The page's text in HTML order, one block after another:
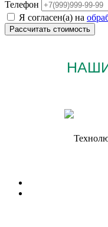
Телефон
Я согласен(а) на